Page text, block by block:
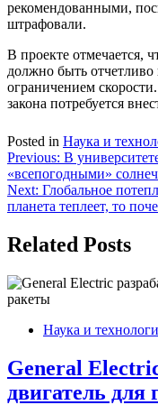
рекомендованными,
штрафовали.
В проекте отмечается,
должно быть
ограничением
закона потребуется
Posted in Наука и
Навигация
по
записям
Previous: В
«всепогодными»
Next: Глобальное
планета теплеет, то
Related Posts
Наука и
General
двигатель для